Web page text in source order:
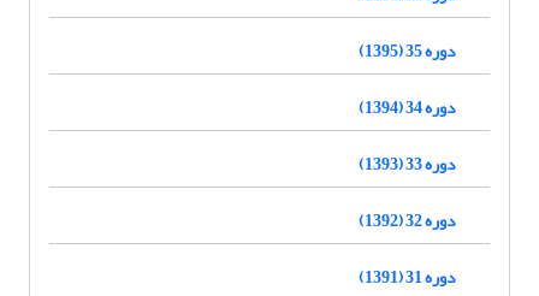
دوره 35 (1395)
دوره 34 (1394)
دوره 33 (1393)
دوره 32 (1392)
دوره 31 (1391)